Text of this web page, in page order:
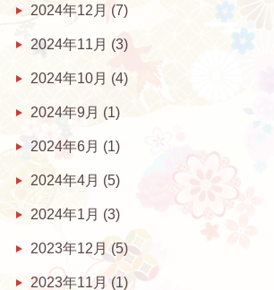
2024年12月 (7)
2024年11月 (3)
2024年10月 (4)
2024年9月 (1)
2024年6月 (1)
2024年4月 (5)
2024年1月 (3)
2023年12月 (5)
2023年11月 (1)